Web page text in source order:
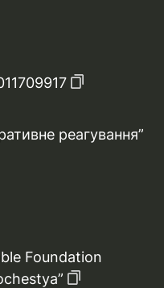
реагування”
Foundation